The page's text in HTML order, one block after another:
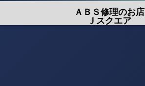
ＡＢＳ修理のお店
Ｊスクエア